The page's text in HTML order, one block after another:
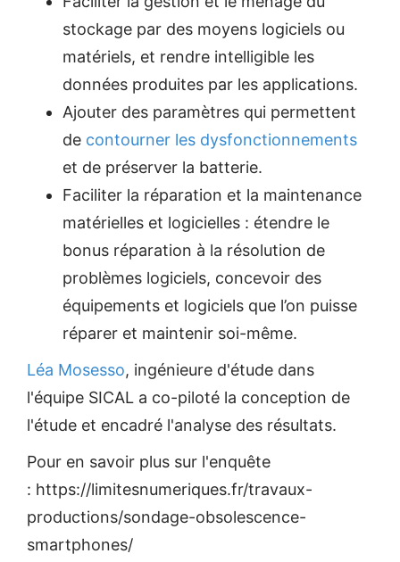
stockage par des moyens logiciels ou
matériels, et rendre intelligible les
données produites par les applications.
Ajouter des paramètres qui permettent
de contourner les dysfonctionnements
et de préserver la batterie.
Faciliter la réparation et la maintenance
matérielles et logicielles : étendre le
bonus réparation à la résolution de
problèmes logiciels, concevoir des
équipements et logiciels que l’on puisse
réparer et maintenir soi-même.
Léa Mosesso, ingénieure d'étude dans
l'équipe SICAL a co-piloté la conception de
l'étude et encadré l'analyse des résultats.
Pour en savoir plus sur l'enquête
: https://limitesnumeriques.fr/travaux-
productions/sondage-obsolescence-
smartphones/